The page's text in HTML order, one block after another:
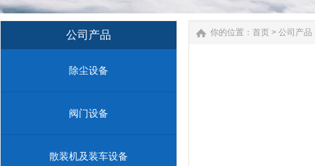
公司产品
除尘设备
阀门设备
散装机及装车设备
你的位置： 首页 > 公司产品